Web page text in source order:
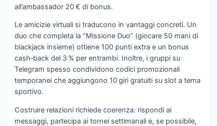
all’ambassador 20 € di bonus.
Le amicizie virtuali si traducono in vantaggi concreti. Un
duo che completa la “Missione Duo” (giocare 50 mani di
blackjack insieme) ottiene 100 punti extra e un bonus
cash‑back del 3 % per entrambi. Inoltre, i gruppi su
Telegram spesso condividono codici promozionali
temporanei che aggiungono 10 giri gratuiti su slot a tema
sportivo.
Costruire relazioni richiede coerenza: rispondi ai
messaggi, partecipa ai tornei settimanali e, se possibile,